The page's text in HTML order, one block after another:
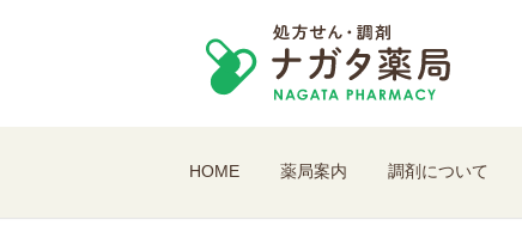
HOME 薬局案内 調剤について